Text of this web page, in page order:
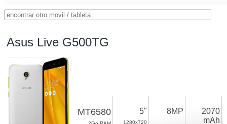
Asus Live G500TG
MT6580 5"
1280x720
8MP
2070
mAh